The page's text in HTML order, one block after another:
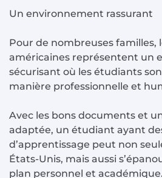
Un environnement rassurant
Pour de nombreuses familles,
américaines représentent un
sécurisant où les étudiants
manière professionnelle et
Avec les bons documents et
adaptée, un étudiant ayant
d’apprentissage peut non
États-Unis, mais aussi
plan personnel et académique.